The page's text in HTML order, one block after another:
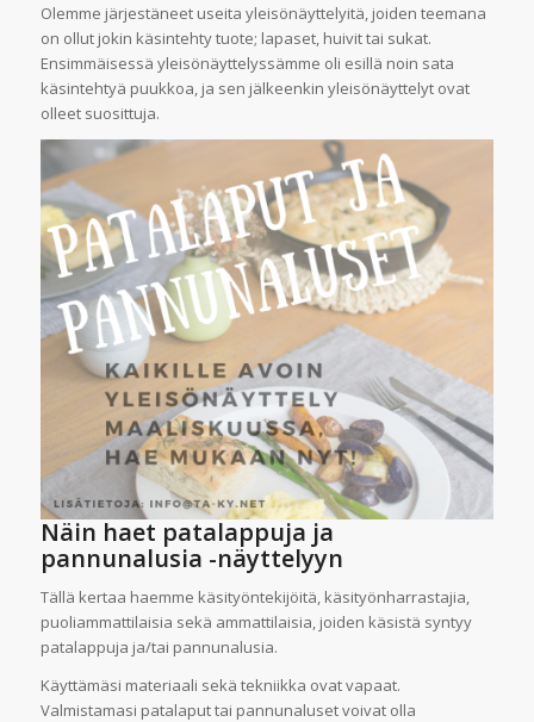
Olemme järjestäneet useita yleisönäyttelyitä, joiden teemana
on ollut jokin käsintehty tuote; lapaset, huivit tai sukat.
Ensimmäisessä yleisönäyttelyssämme oli esillä noin sata
käsintehtyä puukkoa, ja sen jälkeenkin yleisönäyttelyt ovat
olleet suosittuja.
Näin haet patalappuja ja
pannunalusia -näyttelyyn
Tällä kertaa haemme käsityöntekijöitä, käsityönharrastajia,
puoliammattilaisia sekä ammattilaisia, joiden käsistä syntyy
patalappuja ja/tai pannunalusia.
Käyttämäsi materiaali sekä tekniikka ovat vapaat.
Valmistamasi patalaput tai pannunaluset voivat olla